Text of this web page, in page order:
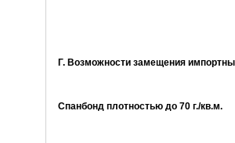
Г. Возможности замещения
Спанбонд плотностью до 70 г./кв.м.